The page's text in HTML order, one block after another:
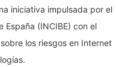
iniciativa impulsada por el
(INCIBE) con el
los riesgos en Internet